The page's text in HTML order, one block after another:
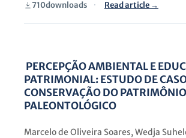
710downloads · Read article →
PERCEPÇÃO AMBIENTAL E
PATRIMONIAL: ESTUDO DE
CONSERVAÇÃO DO PATRIMÔNIO
PALEONTOLÓGICO
Marcelo de Oliveira Soares, Wedja